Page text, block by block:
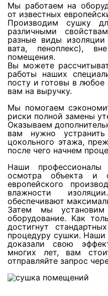
Просушка
Просушка
Просушка
Просушка стен из
Просушка стен из
Просушка стен
Просушка
Просушка
Просушка
Мы работаем на
от известных
Производим сушку
различными
разные виды изоляции
вата, пеноплекс),
помещения.
Вы можете
работы наших
посту и готовы в
вам на выручку.
Мы помогаем
риски полной замены
Оказываем
вам нужно устранить
цокольного этажа,
после чего начнем
Наши
осмотра объекта и
европейского
влажности
обеспечивают
Затем мы
оборудование. Как
достигнут
процедуру сушки.
доказали свою
многих лет, вам
отправляйте запрос